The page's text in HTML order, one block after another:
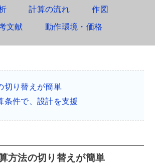
計算の流れ 作図
文献 動作環境・価格
切り替えが簡単
条件で、設計を支援
方法の切り替えが簡単